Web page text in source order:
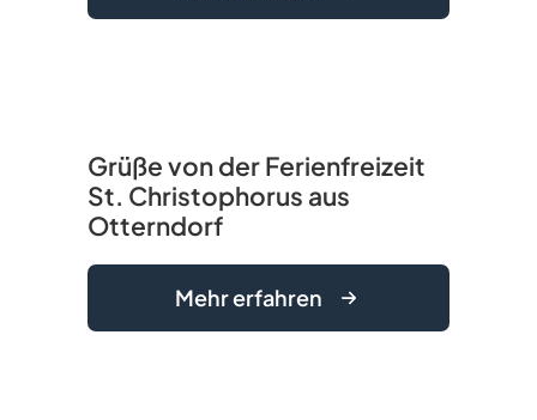
Grüße von der Ferienfreizeit
St. Christophorus aus
Otterndorf
Mehr erfahren